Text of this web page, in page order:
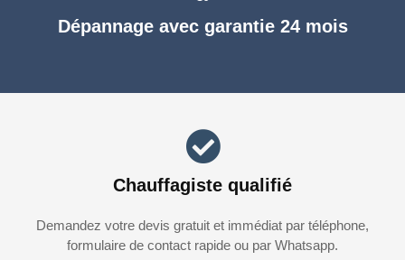
Dépannage avec garantie 24 mois
Chauffagiste qualifié
Demandez votre devis gratuit et immédiat par téléphone,
formulaire de contact rapide ou par Whatsapp.